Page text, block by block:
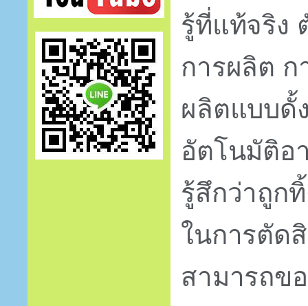
รู้ที่แท้จริง
การผลิต ก
ผลิตแบบดั้
อัตโนมัติอ
รู้สึกว่าถูก
ในการตัด
สามารถข